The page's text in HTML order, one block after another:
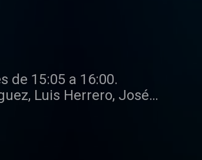
de 15:05 a 16:00.
Luis Herrero, José